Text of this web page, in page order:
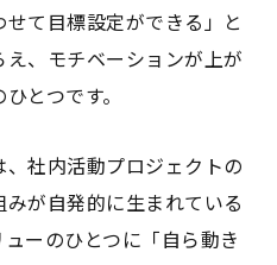
て目標設定ができる」と
、モチベーションが上が
とつです。
社内活動プロジェクトの
が自発的に生まれている
ーのひとつに「自ら動き